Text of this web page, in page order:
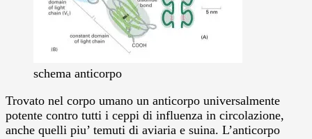
schema anticorpo
Trovato nel corpo umano un anticorpo universalmente
potente contro tutti i ceppi di influenza in circolazione,
anche quelli piu’ temuti di aviaria e suina. L’anticorpo